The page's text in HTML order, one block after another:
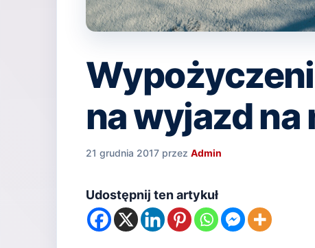
na wyjazd na
21 grudnia 2017 przez Admin
Udostępnij ten artykuł